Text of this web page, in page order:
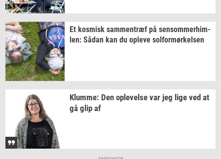
Et kos­misk sam­men­træf på sen­som­mer­him­
len: Sådan kan du op­le­ve sol­for­mør­kel­sen
Klum­me: Den op­le­vel­se var jeg lige ved at
gå glip af